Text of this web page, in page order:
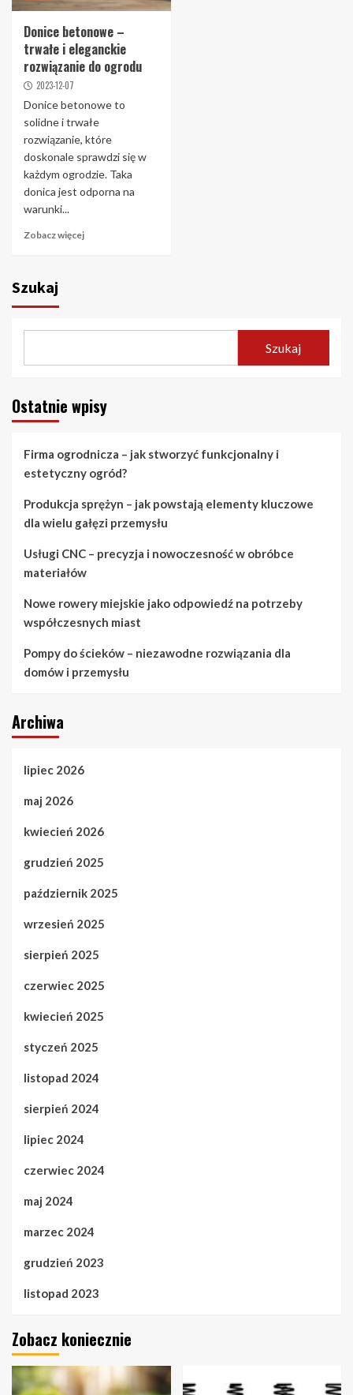
Donice betonowe –
trwałe i eleganckie
rozwiązanie do ogrodu
2023-12-07
Donice betonowe to
solidne i trwałe
rozwiązanie, które
doskonale sprawdzi się w
każdym ogrodzie. Taka
donica jest odporna na
warunki...
Zobacz więcej
Szukaj
Szukaj
Ostatnie wpisy
Firma ogrodnicza – jak stworzyć funkcjonalny i
estetyczny ogród?
Produkcja sprężyn – jak powstają elementy kluczowe
dla wielu gałęzi przemysłu
Usługi CNC – precyzja i nowoczesność w obróbce
materiałów
Nowe rowery miejskie jako odpowiedź na potrzeby
współczesnych miast
Pompy do ścieków – niezawodne rozwiązania dla
domów i przemysłu
Archiwa
lipiec 2026
maj 2026
kwiecień 2026
grudzień 2025
październik 2025
wrzesień 2025
sierpień 2025
czerwiec 2025
kwiecień 2025
styczeń 2025
listopad 2024
sierpień 2024
lipiec 2024
czerwiec 2024
maj 2024
marzec 2024
grudzień 2023
listopad 2023
Zobacz koniecznie